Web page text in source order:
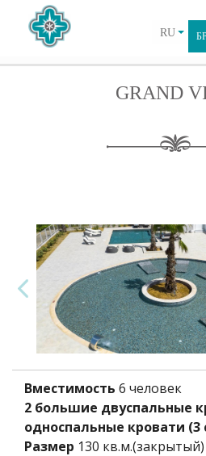
RU
GRAND
Вместимость 6 человек
2 большие двуспальные
односпальные кровати (3
Размер 130